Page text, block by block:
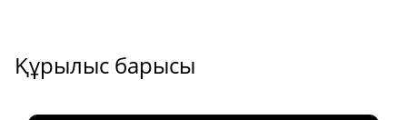
Құрылыс барысы